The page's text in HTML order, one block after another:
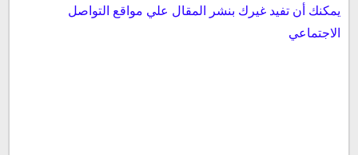
يمكنك أن تفيد غيرك بنشر المقال علي مواقع التواصل
الاجتماعي